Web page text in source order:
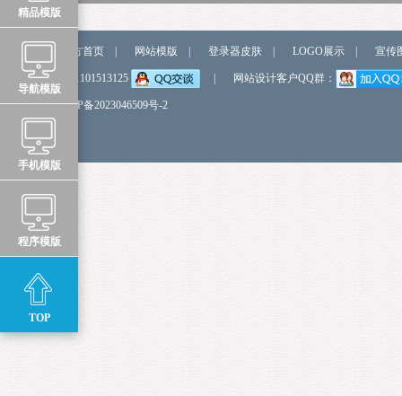
官方首页 网站模版 登录器皮肤 LOGO展示 宣传
弹我QQ QQ:1101513125 网站设计客户QQ群：
备 案 号 鲁ICP备2023046509号-2
精品模版
导航模版
手机模版
程序模版
TOP